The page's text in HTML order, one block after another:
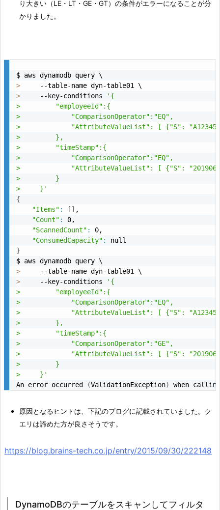
り大きい（LE・LT・GE・GT）の条件がエラーになることが分
かりました。
>
>
     --key-conditions
'{
>         "employeeId":{
>             "ComparisonOperator":"EQ",
>             "AttributeValueList": [ {"S":
>         },
>         "timeStamp":{
>             "ComparisonOperator":"EQ",
>             "AttributeValueList": [ {"S":
>         }
>     }'
{
"Items" : [ ] ,
"Count" :
0,
"ScannedCount" :
0,
"ConsumedCapacity" :
}
>
>
     --key-conditions
'{
>         "employeeId":{
>             "ComparisonOperator":"EQ",
>             "AttributeValueList": [ {"S":
>         },
>         "timeStamp":{
>             "ComparisonOperator":"GE",
>             "AttributeValueList": [ {"S":
>         }
>     }'
An error occurred
(ValidationException)
原因となるヒントは、下記のブログに記載されていました。ク
エリは諦めた方が良さそうです。
https://blog.brains-tech.co.jp/entry/2015/09/30/222148
DynamoDBのテーブルをスキャンしてフィルタ